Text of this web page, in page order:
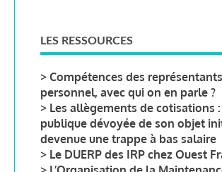
LES RESSOURCES
> Compétences des
personnel, avec qui on en parle ?
> Les allègements de cotisations
publique dévoyée de son objet
devenue une trappe à bas salaire
> Le DUERP des IRP chez Ouest